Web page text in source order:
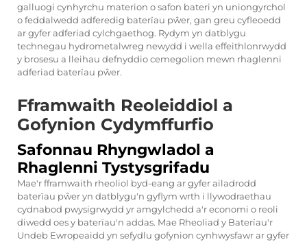
galluogi cynhyrchu materion o safon bateri yn uniongyrchol
o feddalwedd adferedig baterïau pŵer, gan greu cyfleoedd
ar gyfer adferiad cylchgaethog. Rydym yn datblygu
technegau hydrometalwreg newydd i wella effeithlonrwydd
y brosesu a lleihau defnyddio cemegolion mewn rhaglenni
adferiad baterïau pŵer.
Fframwaith Reoleiddiol a
Gofynion Cydymffurfio
Safonnau Rhyngwladol a
Rhaglenni Tystysgrifadu
Mae'r fframwaith rheoliol byd-eang ar gyfer ailadrodd
baterïau pŵer yn datblygu'n gyflym wrth i llywodraethau
cydnabod pwysigrwydd yr amgylchedd a'r economi o reoli
diwedd oes y baterïau'n addas. Mae Rheoliad y Baterïau'r
Undeb Ewropeaidd yn sefydlu gofynion cynhwysfawr ar gyfer